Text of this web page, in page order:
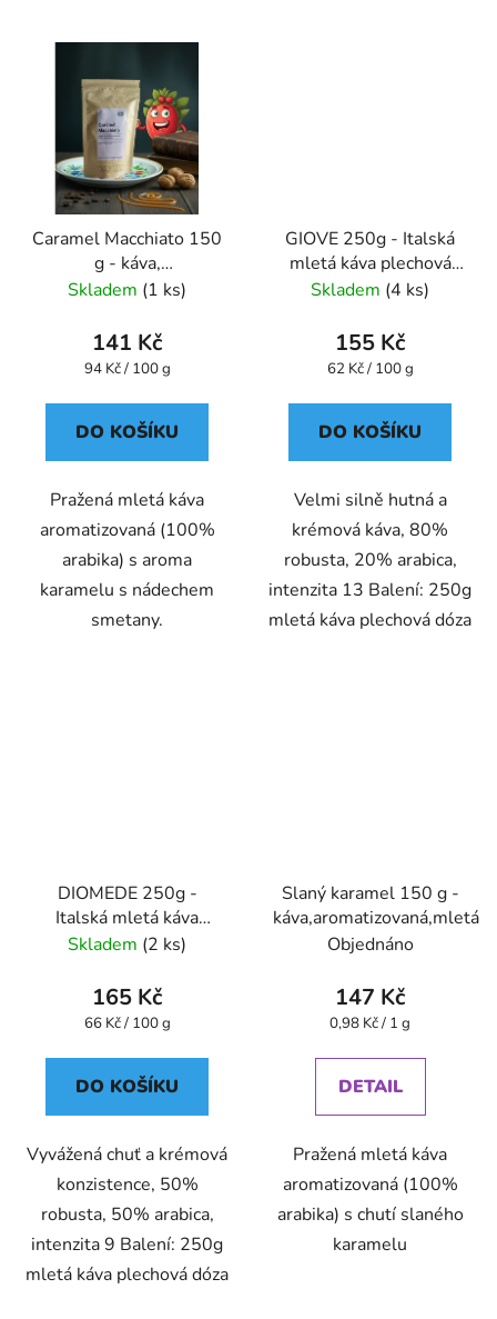
Caramel Macchiato 150
g - káva,
aromatizovaná,mletá -
Skladem (1 ks)
141 Kč
Měrná
94 Kč / 100 g
DO KOŠÍKU
Pražená mletá káva
aromatizovaná (100%
arabika) s aroma
karamelu s nádechem
smetany.
GIOVE 250g - Italská
mletá káva plechová
dóza Caffe Pompeii
Skladem (4 ks)
155 Kč
Měrná
62 Kč / 100 g
DO KOŠÍKU
Velmi silně hutná a
krémová káva, 80%
robusta, 20% arabica,
intenzita 13 Balení: 250g
mletá káva plechová dóza
DIOMEDE 250g -
Italská mletá káva
plechová dóza Caffe
Skladem (2 ks)
165 Kč
Měrná
66 Kč / 100 g
DO KOŠÍKU
Vyvážená chuť a krémová
konzistence, 50%
robusta, 50% arabica,
intenzita 9 Balení: 250g
mletá káva plechová dóza
Slaný karamel 150 g -
káva,aromatizovaná,mletá
Objednáno
147 Kč
Měrná
0,98 Kč / 1 g
DETAIL
Pražená mletá káva
aromatizovaná (100%
arabika) s chutí slaného
karamelu